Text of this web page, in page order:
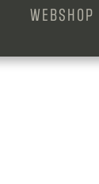
WEBSHOP